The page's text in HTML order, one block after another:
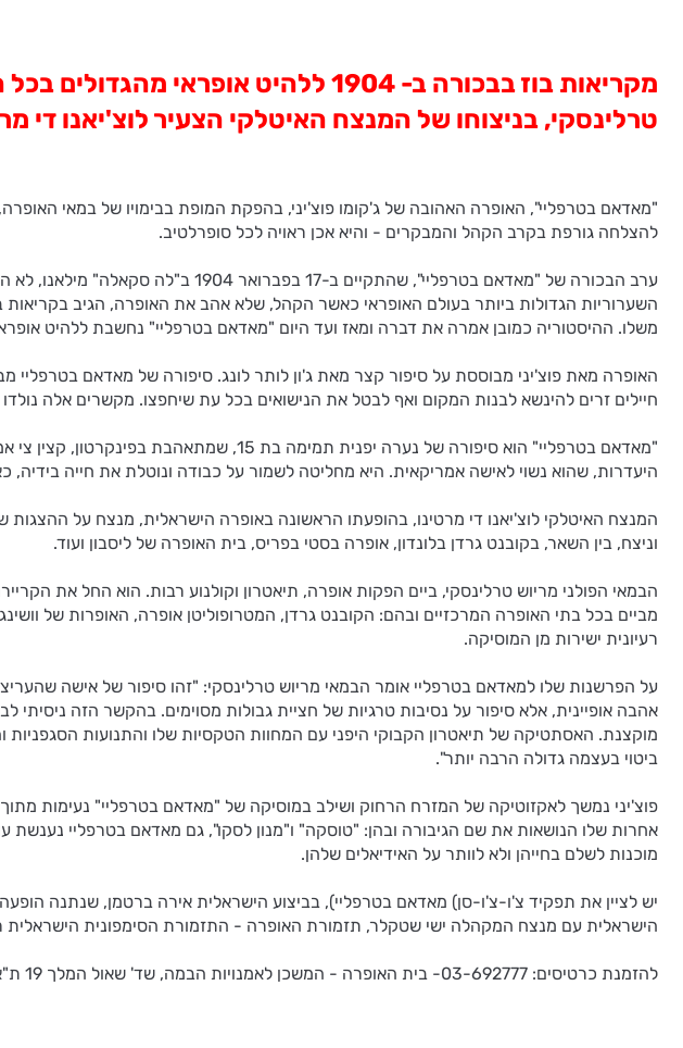
מקריאות בוז בבכורה ב- 1904 ללהיט
טרלינסקי, בניצוחו של המנצח האיטלקי הצעיר לוצ'יאנו די
להצלחה גורפת בקרב הקהל והמבקרים - והיא אכן ראויה לכל סופרלטיב.
ערב הבכורה של "מאדאם בטרפליי",
השערוריות הגדולות ביותר בעולם האופראי כאשר הקהל, שלא אהב את האופרה, הגיב בקריאות
משלו. ההיסטוריה כמובן אמרה את דברה ומאז ועד היום "מאדאם בטרפליי" נחשבת ללהיט
האופרה מאת פוצ'יני מבוססת על סיפור קצר מאת ג'ון לותר לונג. סיפורה של מאדאם בטרפליי
חיילים זרים להינשא לבנות המקום ואף לבטל את הנישואים בכל עת שיחפצו. מקשרים אלה
"מאדאם בטרפליי" הוא סיפורה של נערה יפנית
היעדרות, שהוא נשוי לאישה אמריקאית. היא מחליטה לשמור על כבודה ונוטלת את חייה בידיה,
המנצח האיטלקי לוצ'יאנו די מרטינו, בהופעתו הראשונה באופרה הישראלית, מנצח על
וניצח, בין השאר, בקובנט גרדן בלונדון, אופרה בסטי בפריס, בית האופרה של ליסבון ועוד.
הבמאי הפולני מריוש טרלינסקי, ביים הפקות אופרה, תיאטרון וקולנוע רבות. הוא החל את
מביים בכל בתי האופרה המרכזיים ובהם: הקובנט גרדן, המטרופוליטן אופרה, האופרות של
רעיונית ישירות מן המוסיקה.
על הפרשנות שלו למאדאם בטרפליי אומר הבמאי מריוש טרלינסקי: "זהו סיפור של אישה
אהבה אופיינית, אלא סיפור על נסיבות טרגיות של חציית גבולות מסוימים. בהקשר הזה
מוקצנת. האסתטיקה של תיאטרון הקבוקי היפני עם המחוות הטקסיות שלו והתנועות
ביטוי בעצמה גדולה הרבה יותר".
פוצ'יני נמשך לאקזוטיקה של המזרח הרחוק ושילב במוסיקה של "מאדאם בטרפליי" נעימות
אחרות שלו הנושאות את שם הגיבורה ובהן: "טוסקה" ו"מנון לסקו", גם מאדאם בטרפליי נענשת
מוכנות לשלם בחייהן ולא לוותר על האידיאלים שלהן.
יש לציין את תפקיד צ'ו-צ'ו-סן) מאדאם בטרפליי), בביצוע הישראלית אירה ברטמן, שנתנה
הישראלית עם מנצח המקהלה ישי שטקלר, תזמורת האופרה - התזמורת הסימפונית הישראלית
להזמנת כרטיסים: 03-692777- בית האופרה - המשכן לאמנויות הבמה, שד' שאול המלך 19 ת"א.